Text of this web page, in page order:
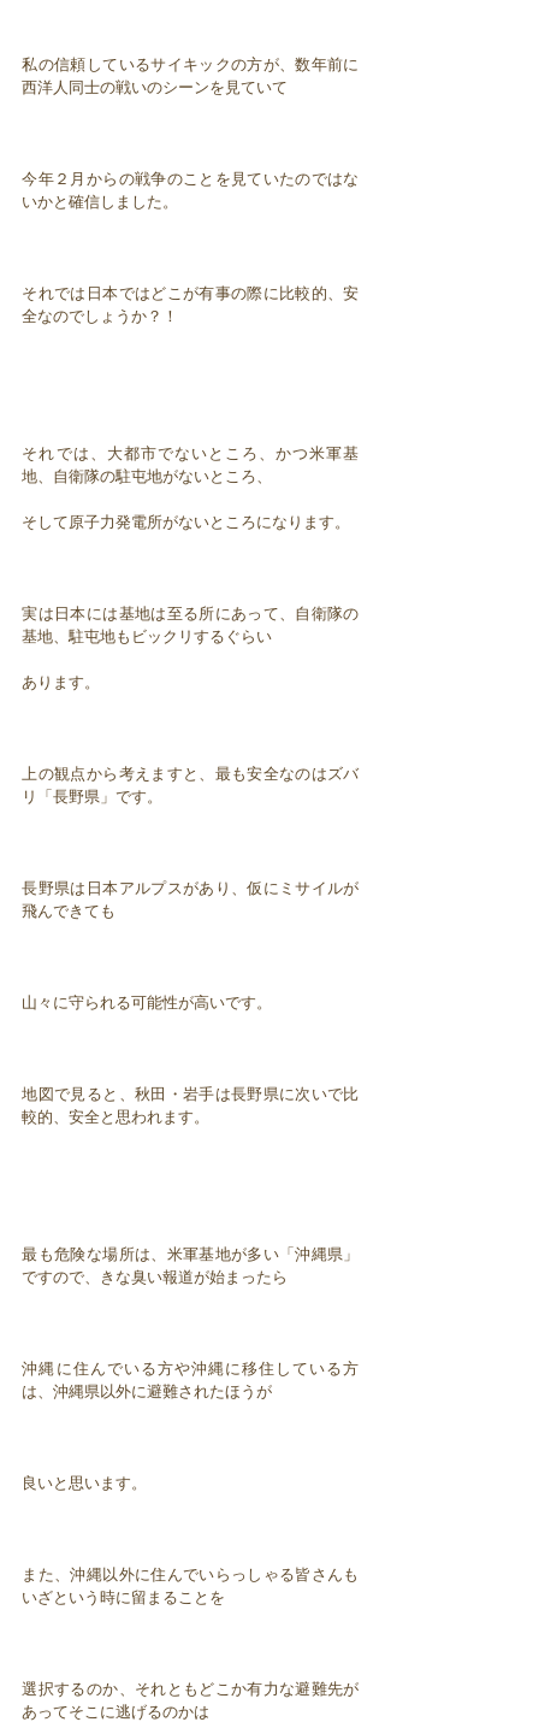
私の信頼しているサイキックの方が、数年前に
西洋人同士の戦いのシーンを見ていて
今年２月からの戦争のことを見ていたのではな
いかと確信しました。
それでは日本ではどこが有事の際に比較的、安
全なのでしょうか？！
それでは、大都市でないところ、かつ米軍基
地、自衛隊の駐屯地がないところ、
そして原子力発電所がないところになります。
実は日本には基地は至る所にあって、自衛隊の
基地、駐屯地もビックリするぐらい
あります。
上の観点から考えますと、最も安全なのはズバ
リ「長野県」です。
長野県は日本アルプスがあり、仮にミサイルが
飛んできても
山々に守られる可能性が高いです。
地図で見ると、秋田・岩手は長野県に次いで比
較的、安全と思われます。
最も危険な場所は、米軍基地が多い「沖縄県」
ですので、きな臭い報道が始まったら
沖縄に住んでいる方や沖縄に移住している方
は、沖縄県以外に避難されたほうが
良いと思います。
また、沖縄以外に住んでいらっしゃる皆さんも
いざという時に留まることを
選択するのか、それともどこか有力な避難先が
あってそこに逃げるのかは